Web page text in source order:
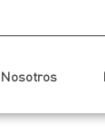
Nosotros